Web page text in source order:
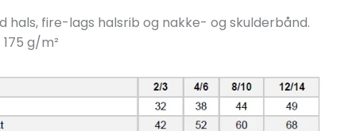
hals, fire-lags halsrib og nakke- og skulderbånd.
g/m²